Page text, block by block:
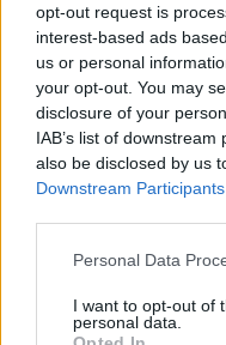
opt-out request is
interest-based ads
us or personal
your opt-out. You may
disclosure of your
IAB’s list of
also be disclosed by us
Downstream Participants
Please note that this
not limited to your visit
grant or deny consent
Personal Data
I want to opt-out of
personal data.
Ezt érdemes
átmenetileg zavaró
önmagában nem
Hangyák esetén a
nedves területek
mint az illatos permet
szerint a megelőzés
búvóhelyek
nyílások lezárása. A